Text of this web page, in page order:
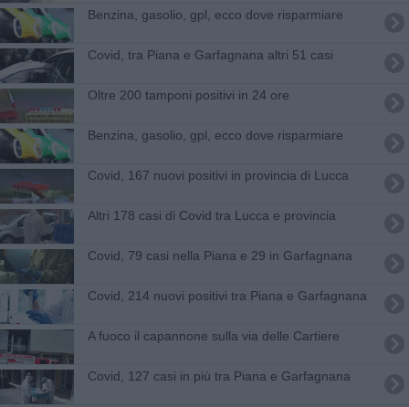
​Benzina, gasolio, gpl, ecco dove risparmiare
Covid, tra Piana e Garfagnana altri 51 casi
Oltre 200 tamponi positivi in 24 ore
​Benzina, gasolio, gpl, ecco dove risparmiare
Covid, 167 nuovi positivi in provincia di Lucca
Altri 178 casi di Covid tra Lucca e provincia
Covid, 79 casi nella Piana e 29 in Garfagnana
Covid, 214 nuovi positivi tra Piana e Garfagnana
A fuoco il capannone sulla via delle Cartiere
Covid, 127 casi in più tra Piana e Garfagnana